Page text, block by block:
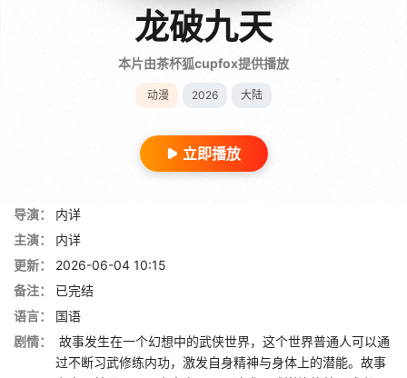
龙破九天
本片由茶杯狐cupfox提供播放
动漫 2026 大陆
立即播放
导演：
内详
主演：
内详
更新：
2026-06-04 10:15
备注：
已完结
语言：
国语
剧情：
故事发生在一个幻想中的武侠世界，这个世界普通人可以通
过不断习武修练内功，激发自身精神与身体上的潜能。故事